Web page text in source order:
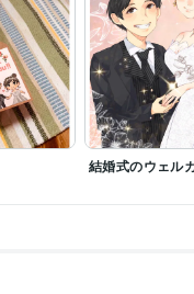
結婚式のウェル